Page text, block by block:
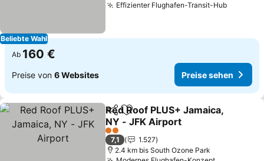
Beliebte Wahl
Effizienter Flughafen-Transit-Hub
Ab 160 €
Preise von 6 Websites Preise sehen
TeilenZu Favoriten hinzufügen
Red Roof PLUS+ Jamaica,
NY - JFK Airport
Preise sehen
2 Sterne
7,1
1.527
2.4 km bis South Ozone Park